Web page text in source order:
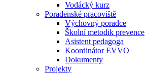
Vodácký kurz
Poradenské pracoviště
Výchovný poradce
Školní metodik prevence
Asistent pedagoga
Koordinátor EVVO
Dokumenty
Projekty